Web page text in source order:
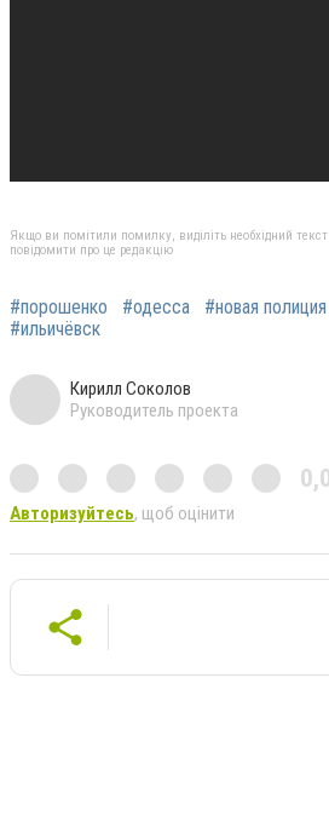
Якщо ви помітили помилку, виділіть необхідний
повідомити про це редакцію
#порошенко #одесса #новая полиция
#ильичёвск
Кирилл Соколов
Руководитель проекта
Авторизуйтесь, щоб оцінити